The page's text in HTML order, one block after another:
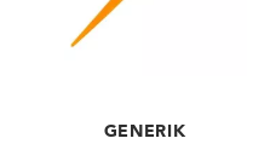
GENERIK